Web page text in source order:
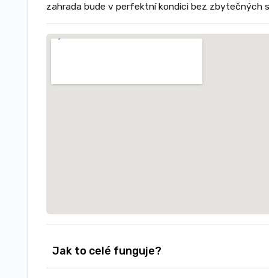
zahrada bude v perfektní kondici bez zbytečných
Jak to celé funguje?